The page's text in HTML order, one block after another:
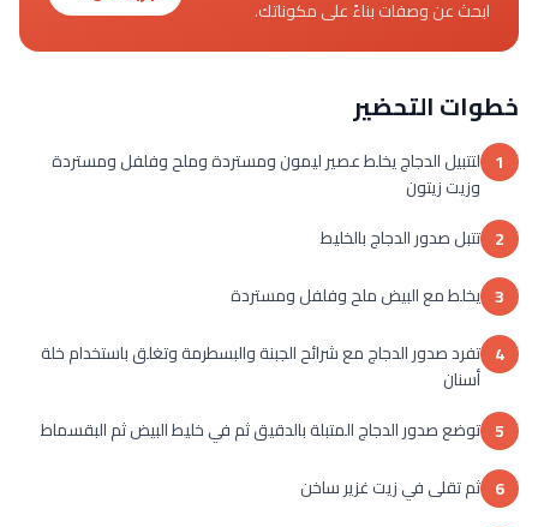
ابحث عن وصفات بناءً على مكوناتك.
خطوات التحضير
1 لتتبيل الدجاج يخلط عصير ليمون ومستردة وملح وفلفل ومستردة
وزيت زيتون
2 تتبل صدور الدجاج بالخليط
3 يخلط مع البيض ملح وفلفل ومستردة
4 تفرد صدور الدجاج مع شرائح الجبنة والبسطرمة وتغلق باستخدام خلة
أسنان
5 توضع صدور الدجاج المتبلة بالدقيق ثم في خليط البيض ثم البقسماط
6 ثم تقلى في زيت غزير ساخن